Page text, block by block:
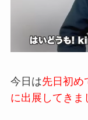
今日は先日初め
に出展してきま